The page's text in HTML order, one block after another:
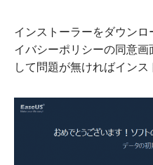
インストーラーをダウン
イバシーポリシーの同意
して問題が無ければインス